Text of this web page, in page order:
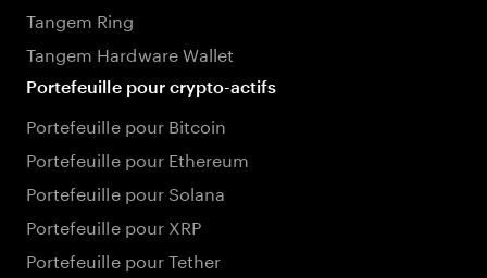
Tangem Ring
Tangem Hardware Wallet
Portefeuille pour crypto-actifs
Portefeuille pour Bitcoin
Portefeuille pour Ethereum
Portefeuille pour Solana
Portefeuille pour XRP
Portefeuille pour Tether